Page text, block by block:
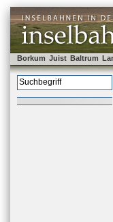
Borkum Juist Baltrum